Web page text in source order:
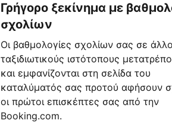
Γρήγορο ξεκίνημα με
σχολίων
Οι βαθμολογίες σχολίων σας σε
ταξιδιωτικούς ιστότοπους
και εμφανίζονται στη σελίδα του
καταλύματός σας προτού αφήσουν
οι πρώτοι επισκέπτες σας από την
Booking.com.